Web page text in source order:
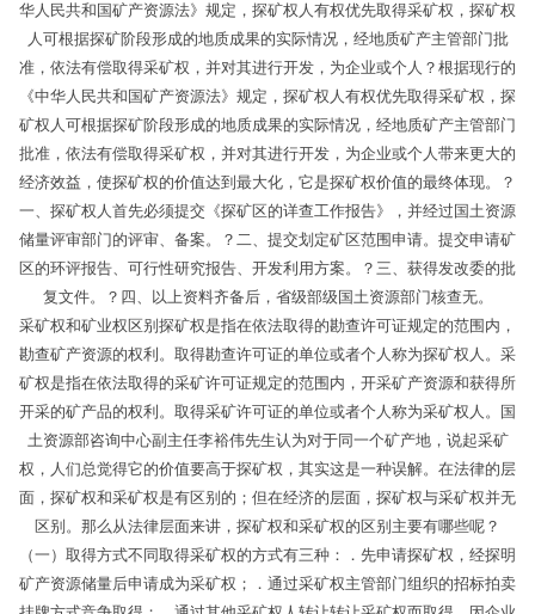
华人民共和国矿产资源法》规定，探矿权人有权优先取得采矿权，探矿权
人可根据探矿阶段形成的地质成果的实际情况，经地质矿产主管部门批
准，依法有偿取得采矿权，并对其进行开发，为企业或个人？根据现行的
《中华人民共和国矿产资源法》规定，探矿权人有权优先取得采矿权，探
矿权人可根据探矿阶段形成的地质成果的实际情况，经地质矿产主管部门
批准，依法有偿取得采矿权，并对其进行开发，为企业或个人带来更大的
经济效益，使探矿权的价值达到最大化，它是探矿权价值的最终体现。？
一、探矿权人首先必须提交《探矿区的详查工作报告》，并经过国土资源
储量评审部门的评审、备案。？二、提交划定矿区范围申请。提交申请矿
区的环评报告、可行性研究报告、开发利用方案。？三、获得发改委的批
复文件。？四、以上资料齐备后，省级部级国土资源部门核查无。
采矿权和矿业权区别探矿权是指在依法取得的勘查许可证规定的范围内，
勘查矿产资源的权利。取得勘查许可证的单位或者个人称为探矿权人。采
矿权是指在依法取得的采矿许可证规定的范围内，开采矿产资源和获得所
开采的矿产品的权利。取得采矿许可证的单位或者个人称为采矿权人。国
土资源部咨询中心副主任李裕伟先生认为对于同一个矿产地，说起采矿
权，人们总觉得它的价值要高于探矿权，其实这是一种误解。在法律的层
面，探矿权和采矿权是有区别的；但在经济的层面，探矿权与采矿权并无
区别。那么从法律层面来讲，探矿权和采矿权的区别主要有哪些呢？
（一）取得方式不同取得采矿权的方式有三种：．先申请探矿权，经探明
矿产资源储量后申请成为采矿权；．通过采矿权主管部门组织的招标拍卖